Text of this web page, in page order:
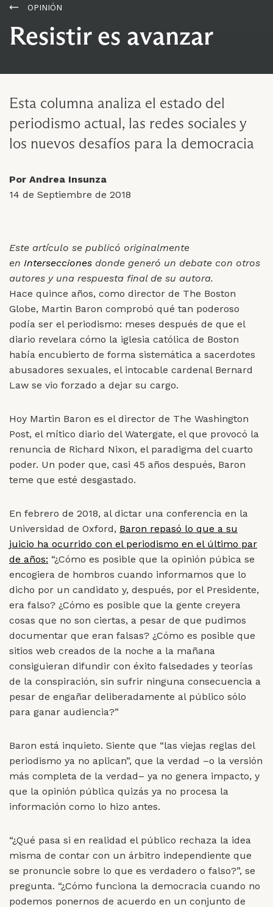
OPINIÓN
Resistir es avanzar
Esta columna analiza el estado del
periodismo actual, las redes sociales y
los nuevos desafíos para la democracia
Por Andrea Insunza
14 de Septiembre de 2018
Este artículo se publicó originalmente
en Intersecciones donde generó un debate con otros
autores y una respuesta final de su autora.
Hace quince años, como director de The Boston
Globe, Martin Baron comprobó qué tan poderoso
podía ser el periodismo: meses después de que el
diario revelara cómo la iglesia católica de Boston
había encubierto de forma sistemática a sacerdotes
abusadores sexuales, el intocable cardenal Bernard
Law se vio forzado a dejar su cargo.
Hoy Martin Baron es el director de The Washington
Post, el mítico diario del Watergate, el que provocó la
renuncia de Richard Nixon, el paradigma del cuarto
poder. Un poder que, casi 45 años después, Baron
teme que esté desgastado.
En febrero de 2018, al dictar una conferencia en la
Universidad de Oxford, Baron repasó lo que a su
juicio ha ocurrido con el periodismo en el último par
de años: “¿Cómo es posible que la opinión púbica se
encogiera de hombros cuando informamos que lo
dicho por un candidato y, después, por el Presidente,
era falso? ¿Cómo es posible que la gente creyera
cosas que no son ciertas, a pesar de que pudimos
documentar que eran falsas? ¿Cómo es posible que
sitios web creados de la noche a la mañana
consiguieran difundir con éxito falsedades y teorías
de la conspiración, sin sufrir ninguna consecuencia a
pesar de engañar deliberadamente al público sólo
para ganar audiencia?”
Baron está inquieto. Siente que “las viejas reglas del
periodismo ya no aplican”, que la verdad –o la versión
más completa de la verdad– ya no genera impacto, y
que la opinión pública quizás ya no procesa la
información como lo hizo antes.
“¿Qué pasa si en realidad el público rechaza la idea
misma de contar con un árbitro independiente que
se pronuncie sobre lo que es verdadero o falso?”, se
pregunta. “¿Cómo funciona la democracia cuando no
podemos ponernos de acuerdo en un conjunto de